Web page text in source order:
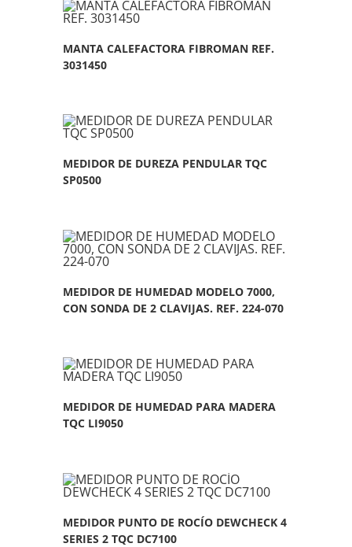
MANTA CALEFACTORA FIBROMAN REF.
3031450
MEDIDOR DE DUREZA PENDULAR TQC
SP0500
MEDIDOR DE HUMEDAD MODELO 7000,
CON SONDA DE 2 CLAVIJAS. REF. 224-070
MEDIDOR DE HUMEDAD PARA MADERA
TQC LI9050
MEDIDOR PUNTO DE ROCÍO DEWCHECK 4
SERIES 2 TQC DC7100